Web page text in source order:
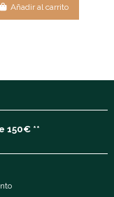
Añadir al carrito
150€ **